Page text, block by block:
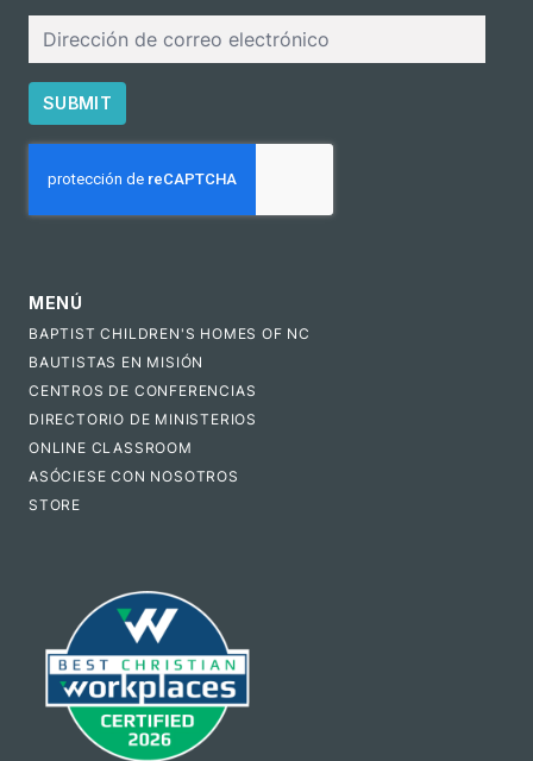
electrónico
SUBMIT
MENÚ
BAPTIST CHILDREN'S HOMES OF NC
BAUTISTAS EN MISIÓN
CENTROS DE CONFERENCIAS
DIRECTORIO DE MINISTERIOS
ONLINE CLASSROOM
ASÓCIESE CON NOSOTROS
STORE